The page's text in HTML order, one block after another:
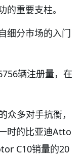
的重要支柱。
细分市场的入门
辆注册量，在
众多对手抗衡，
时的比亚迪Atto
C10销量的20